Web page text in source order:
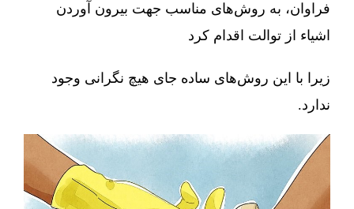
فراوان، به روش‌های مناسب جهت بیرون آوردن
اشیاء از توالت اقدام کرد
زیرا با این روش‌های ساده جای هیچ نگرانی وجود
ندارد.